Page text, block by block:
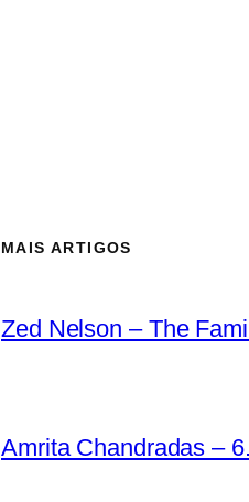
MAIS ARTIGOS
Zed Nelson – The
Amrita Chandradas –